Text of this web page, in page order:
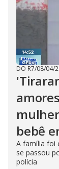
DO R7/08/04/
bebê
A família foi
se passou
polícia